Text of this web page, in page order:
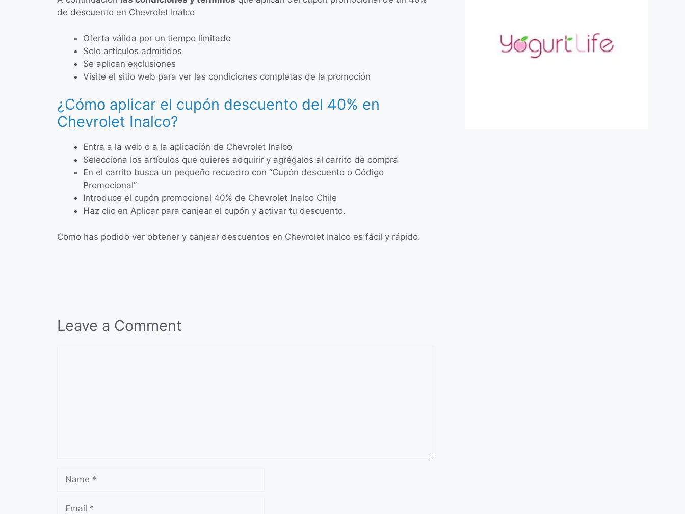
de descuento en Chevrolet Inalco
Oferta válida por un tiempo limitado
Solo artículos admitidos
Se aplican exclusiones
Visite el sitio web para ver las condiciones completas de la promoción
¿Cómo aplicar el cupón descuento del 40% en
Chevrolet Inalco?
Entra a la web o a la aplicación de Chevrolet Inalco
Selecciona los artículos que quieres adquirir y agrégalos al carrito de compra
En el carrito busca un pequeño recuadro con “Cupón descuento o Código
Promocional”
Introduce el cupón promocional 40% de Chevrolet Inalco Chile
Haz clic en Aplicar para canjear el cupón y activar tu descuento.
Como has podido ver obtener y canjear descuentos en Chevrolet Inalco es fácil y rápido.
Leave a Comment
Name
Email